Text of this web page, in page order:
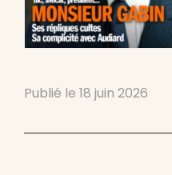
Publié le 18 juin 2026